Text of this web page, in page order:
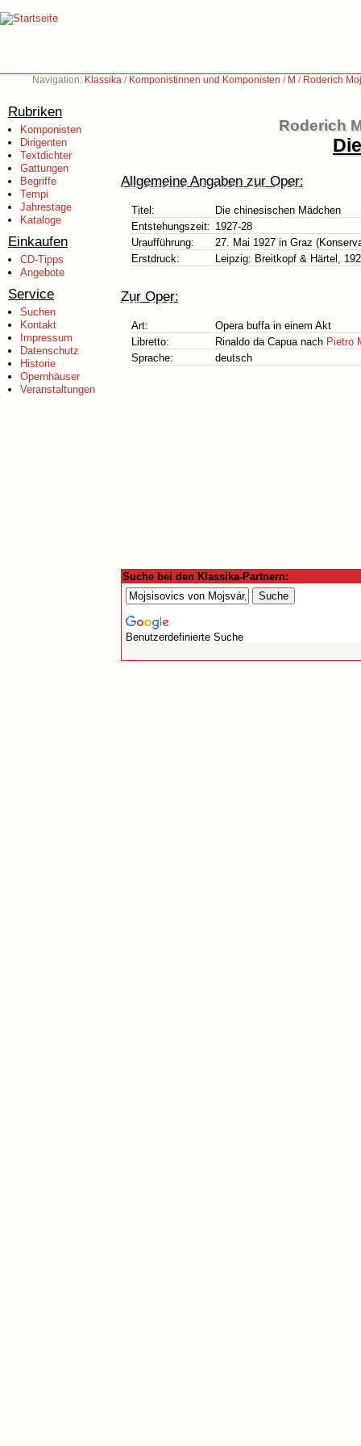
Navigation: Klassika / Komponistinnen und Komponisten / M / Roderich
Rubriken
Komponisten
Dirigenten
Textdichter
Gattungen
Begriffe
Tempi
Jahrestage
Kataloge
Einkaufen
CD-Tipps
Angebote
Service
Suchen
Kontakt
Impressum
Datenschutz
Historie
Opernhäuser
Veranstaltungen
Roderich
Allgemeine Angaben zur Oper:
Titel:
Die chinesischen Mädchen
Entstehungszeit: 1927-28
Uraufführung:
27. Mai 1927 in Graz
Erstdruck:
Leipzig: Breitkopf & Härtel,
Zur Oper:
Art:
Opera buffa in einem Akt
Libretto:
Rinaldo da Capua nach Pietro
Sprache:
deutsch
Suche bei den Klassika-Partnern:
Benutzerdefinierte Suche